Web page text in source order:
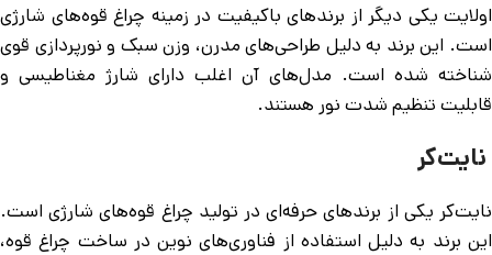
اولایت یکی دیگر از برندهای باکیفیت در زمینه چراغ قوه‌های شارژی
است. این برند به دلیل طراحی‌های مدرن، وزن سبک و نورپردازی قوی
شناخته شده است. مدل‌های آن اغلب دارای شارژ مغناطیسی و
قابلیت تنظیم شدت نور هستند.
نایت‌کر
نایت‌کر یکی از برندهای حرفه‌ای در تولید چراغ قوه‌های شارژی است.
این برند به دلیل استفاده از فناوری‌های نوین در ساخت چراغ قوه،